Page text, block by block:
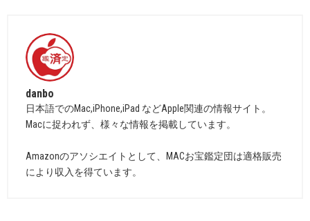
danbo
日本語でのMac,iPhone,iPad などApple関連の情報サイト。
Macに捉われず、様々な情報を掲載しています。
Amazonのアソシエイトとして、MACお宝鑑定団は適格販売
により収入を得ています。